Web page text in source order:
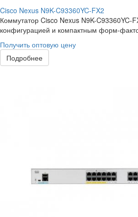
Cisco Nexus N9K-C93360YC-FX2
Коммутатор Cisco Nexus N9K-C93360YC-
конфигурацией и компактным форм-
Получить оптовую цену
Подробнее